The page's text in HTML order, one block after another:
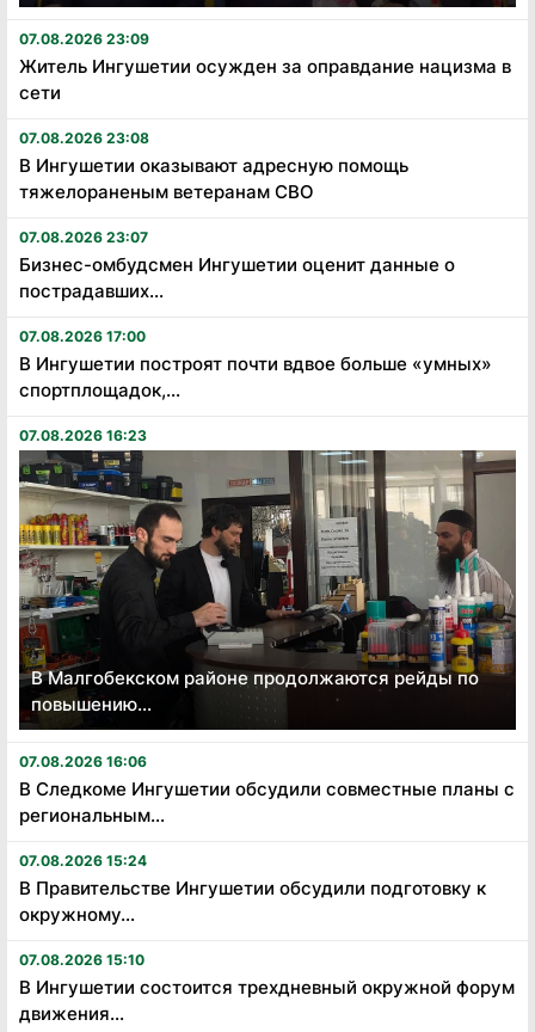
07.08.2026 23:09
Житель Ингушетии осужден за оправдание нацизма в
сети
07.08.2026 23:08
В Ингушетии оказывают адресную помощь
тяжелораненым ветеранам СВО
07.08.2026 23:07
Бизнес-омбудсмен Ингушетии оценит данные о
пострадавших...
07.08.2026 17:00
В Ингушетии построят почти вдвое больше «умных»
спортплощадок,...
07.08.2026 16:23
В Малгобекском районе продолжаются рейды по
повышению...
07.08.2026 16:06
В Следкоме Ингушетии обсудили совместные планы с
региональным...
07.08.2026 15:24
В Правительстве Ингушетии обсудили подготовку к
окружному...
07.08.2026 15:10
В Ингушетии состоится трехдневный окружной форум
движения...